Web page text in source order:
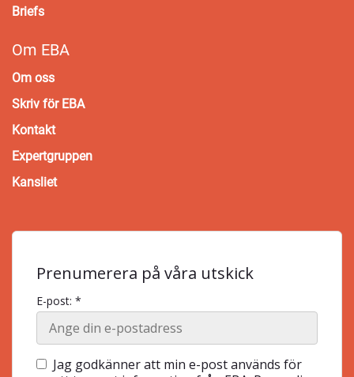
Briefs
Om EBA
Om oss
Skriv för EBA
Kontakt
Expertgruppen
Kansliet
Prenumerera på våra utskick
E-post: *
Jag godkänner att min e-post används för